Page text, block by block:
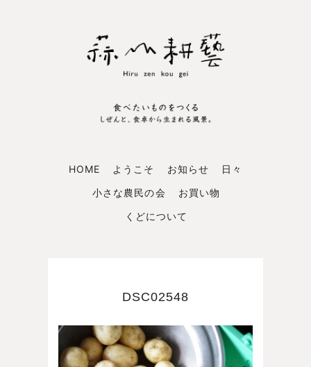
HOME ようこそ お知らせ
日々
小さな農民の会
お買い物
くどについて
DSC02548